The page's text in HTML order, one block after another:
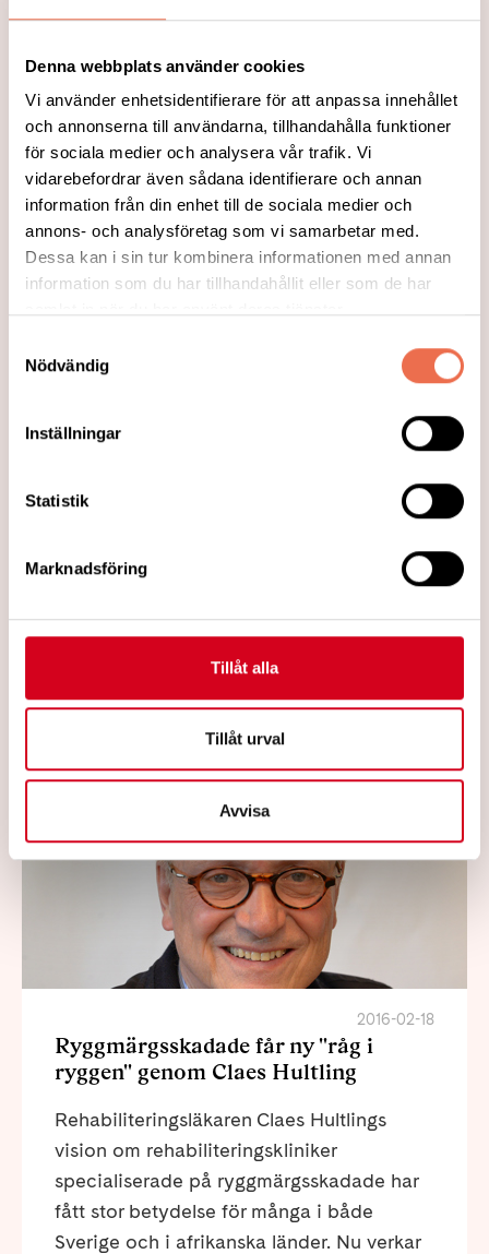
Denna webbplats använder cookies
Vi använder enhetsidentifierare för att anpassa innehållet
och annonserna till användarna, tillhandahålla funktioner
för sociala medier och analysera vår trafik. Vi
vidarebefordrar även sådana identifierare och annan
information från din enhet till de sociala medier och
annons- och analysföretag som vi samarbetar med.
Dessa kan i sin tur kombinera informationen med annan
information som du har tillhandahållit eller som de har
Nödvändig
Inställningar
Statistik
Marknadsföring
Tillåt alla
Tillåt urval
Avvisa
2016-10-10
2016-10-10
patienter med ryggmärgsskador att
Santa Barbara Cottage Rehabilitation
Laboratory regissören Reggie Edgerton
medicinsk rehabilitering händelse.
2016-02-18
Ryggmärgsskadade får ny "råg i
ryggen" genom Claes Hultling
Rehabiliteringsläkaren Claes Hultlings
vision om rehabiliteringskliniker
specialiserade på ryggmärgsskadade har
fått stor betydelse för många i både
Sverige och i afrikanska länder. Nu verkar